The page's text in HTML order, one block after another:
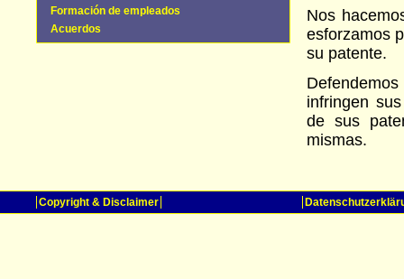
Formación de empleados
Acuerdos
Nos
esforzamos
su patente.
infringen
de sus
mismas.
Copyright & Disclaimer